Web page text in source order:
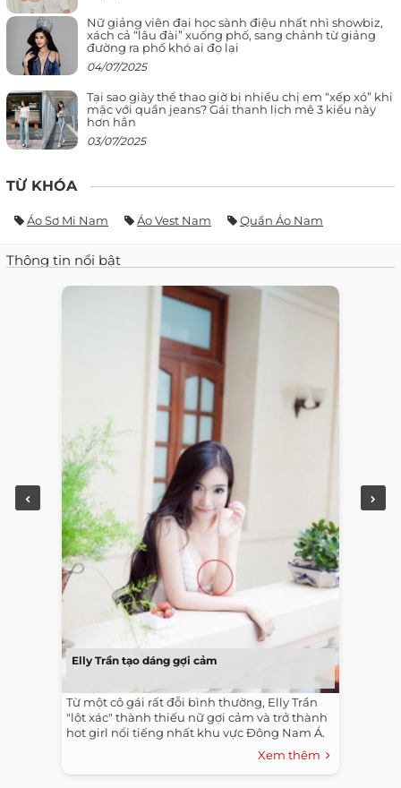
Nữ giảng viên đại học sành điệu nhất nhì showbiz,
xách cả “lâu đài” xuống phố, sang chảnh từ giảng
đường ra phố khó ai đọ lại
04/07/2025
Tại sao giày thể thao giờ bị nhiều chị em “xếp xó” khi
mặc với quần jeans? Gái thanh lịch mê 3 kiểu này
hơn hẳn
03/07/2025
TỪ KHÓA
Áo Sơ Mi Nam Áo Vest Nam Quần Áo Nam
Thông tin nổi bật
Elly Trần tạo dáng gợi cảm
Từ một cô gái rất đỗi bình thường, Elly Trần
"lột xác" thành thiếu nữ gợi cảm và trở thành
hot girl nổi tiếng nhất khu vực Đông Nam Á.
Xem thêm